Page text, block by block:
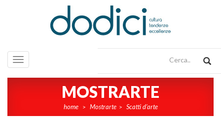
Toggle
navigation
MOSTRARTE
home > Mostrarte > Scatti d’arte